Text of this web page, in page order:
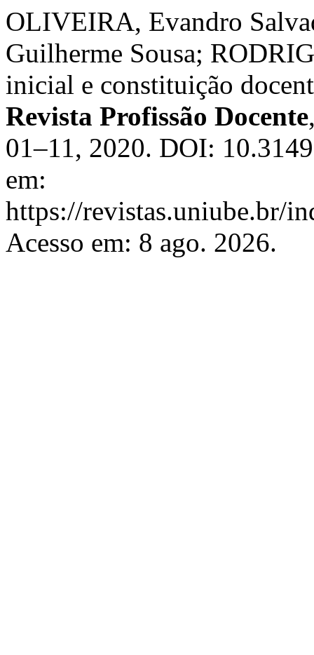
OLIVEIRA, Evandro
Guilherme Sousa;
inicial e constituição
Revista Profissão Docente
01–11, 2020. DOI:
em:
https://revistas.uniube.br/
Acesso em: 8 ago. 2026.